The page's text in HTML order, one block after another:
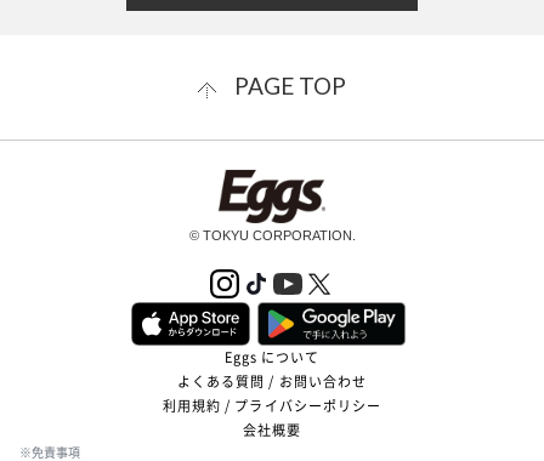
PAGE TOP
© TOKYU CORPORATION.
Eggs について
よくある質問 / お問い合わせ
利用規約 / プライバシーポリシー
会社概要
※免責事項